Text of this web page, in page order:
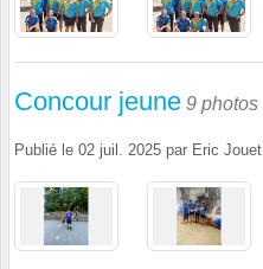
Concour jeune 9 photos
Publié le 02 juil. 2025 par Eric Jouet